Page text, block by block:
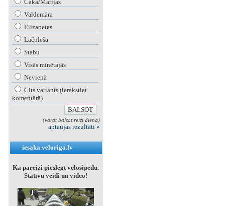
Čaka/Marijas
Valdemāra
Elizabetes
Lāčplēša
Stabu
Visās minētajās
Nevienā
Cits variants (ierakstiet
komentārā)
(varat balsot reizi dienā)
aptaujas rezultāti »
iesaka veloriga.lv
Kā pareizi pieslēgt velosipēdu.
Statīvu veidi un video!